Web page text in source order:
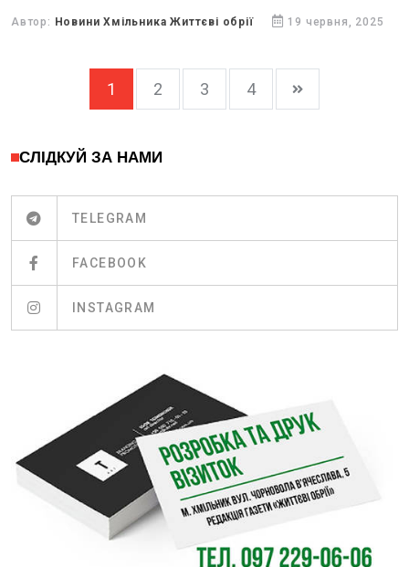
Автор: Новини Хмільника Життєві обрії 19 червня, 2025
1 2 3 4
СЛІДКУЙ ЗА НАМИ
TELEGRAM
FACEBOOK
INSTAGRAM